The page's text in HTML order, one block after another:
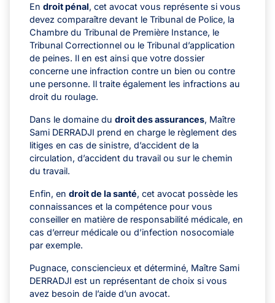
En droit pénal, cet avocat vous représente si vous
devez comparaître devant le Tribunal de Police, la
Chambre du Tribunal de Première Instance, le
Tribunal Correctionnel ou le Tribunal d’application
de peines. Il en est ainsi que votre dossier
concerne une infraction contre un bien ou contre
une personne. Il traite également les infractions au
droit du roulage.
Dans le domaine du droit des assurances, Maître
Sami DERRADJI prend en charge le règlement des
litiges en cas de sinistre, d’accident de la
circulation, d’accident du travail ou sur le chemin
du travail.
Enfin, en droit de la santé, cet avocat possède les
connaissances et la compétence pour vous
conseiller en matière de responsabilité médicale, en
cas d’erreur médicale ou d’infection nosocomiale
par exemple.
Pugnace, consciencieux et déterminé, Maître Sami
DERRADJI est un représentant de choix si vous
avez besoin de l’aide d’un avocat.